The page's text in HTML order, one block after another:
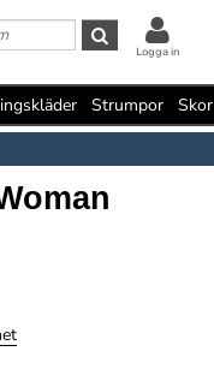
Logga in
Strumpor Skor